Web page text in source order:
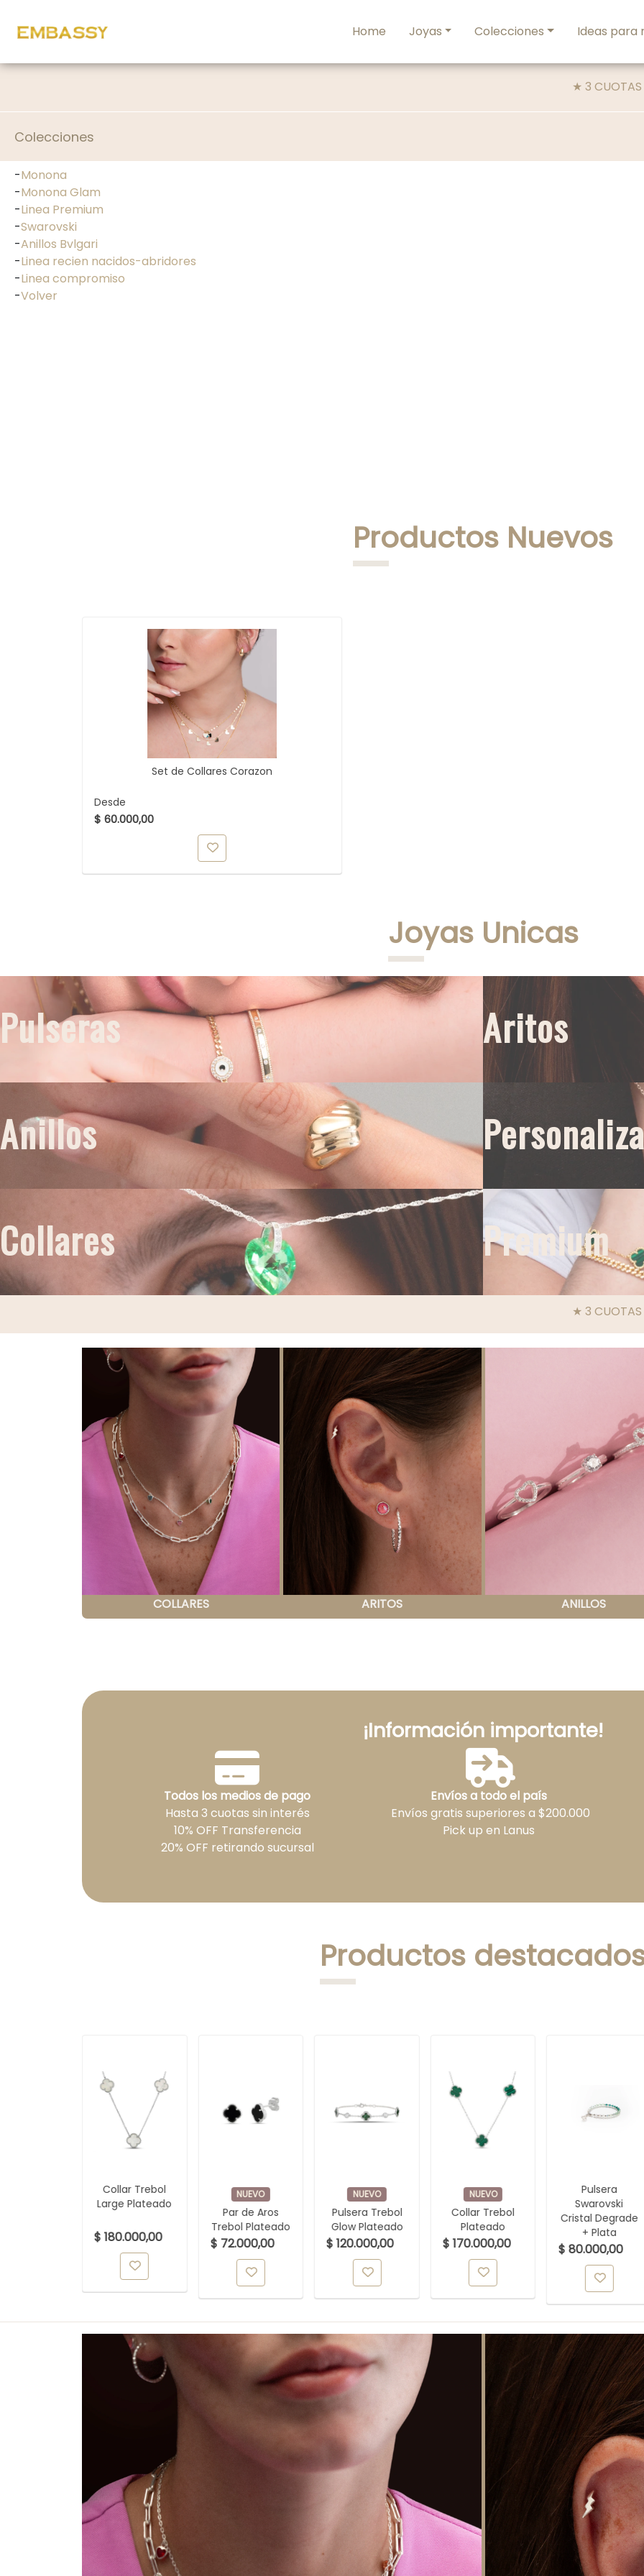
Home Joyas Colecciones Ideas para
★ 3 CUOTAS SIN INTERES / 10%
Colecciones
-Monona
-Monona Glam
-Linea Premium
-Swarovski
-Anillos Bvlgari
-Linea recien nacidos-abridores
-Linea compromiso
-Volver
Productos Nuevos
Set de Collares Corazon
Desde
$ 60.000,00
Joyas Unicas
Pulseras
Aritos
Anillos
Collares
Premium
★ 3 CUOTAS SIN INTERES / 10%
COLLARES ARITOS ANILLOS
¡Información importante!
Todos los medios de pago
Hasta 3 cuotas sin interés
10% OFF Transferencia
20% OFF retirando sucursal
Envíos a todo el país
Envíos gratis superiores a $200.000
Pick up en Lanus
Productos
Collar Trebol
Large Plateado
$ 180.000,00
NUEVO
Par de Aros
Trebol Plateado
$ 72.000,00
NUEVO
Pulsera Trebol
Glow Plateado
$ 120.000,00
NUEVO
Collar Trebol
Plateado
$ 170.000,00
Pulsera
Swarovski
Cristal Degrade
+ Plata
$ 80.000,00